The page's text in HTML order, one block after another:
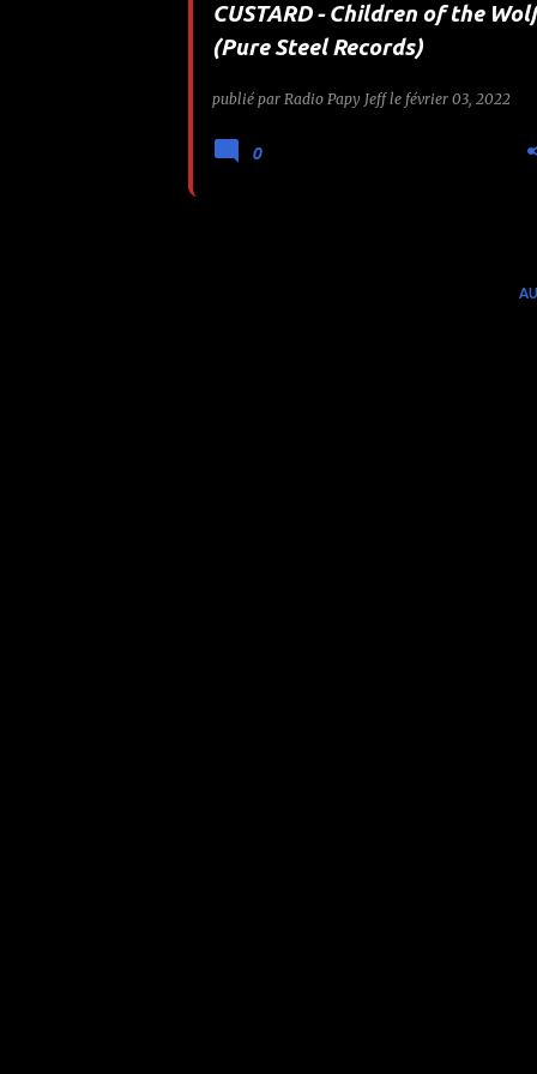
CUSTARD - Children of the
(Pure Steel Records)
publié par Radio Papy Jeff le février 03, 2022
0